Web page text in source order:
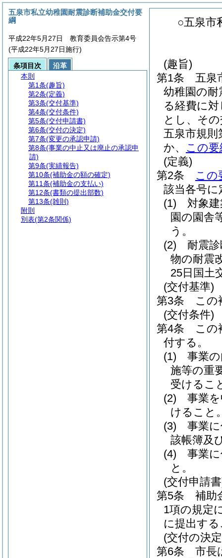
○五泉市
(趣旨)
第1条
五泉
幼稚園の
る経費に
とし、そ
五泉市規則
か、 この要
(定義)
第2条
この
該当各号
(1)
対象
園の園舎
う。
(2)
耐震
物の耐震
25日国土
(交付基準)
第3条
この
(交付条件)
第4条
この
付する。
(1)
事業
施等の重
受けるこ
(2)
事業
けること
(3)
事業
該帳簿及
(4)
事業
と。
(交付申請
第5条
補助
1項の規定
に提出す
(交付の決
第6条
市長
五泉市私立幼稚園耐震診断補助金交付要
綱
平成22年5月27日 教育委員会告示第4号
(平成22年5月27日施行)
条項目次
沿革
本則
第1条(趣旨)
第2条(定義)
第3条(交付基準)
第4条(交付条件)
第5条(交付申請書)
第6条(交付の決定)
第7条(変更の承認申請)
第8条(事業の中止又は廃止の承認申
請)
第9条(実績報告)
第10条(補助金の額の確定)
第11条(補助金の支払い)
第12条(書類の提出部数)
第13条(雑則)
附則
別表(第2条関係)